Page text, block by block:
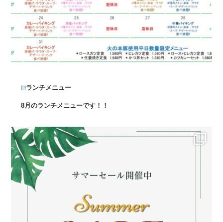
ランチメニュー
8月のランチメニューです！！